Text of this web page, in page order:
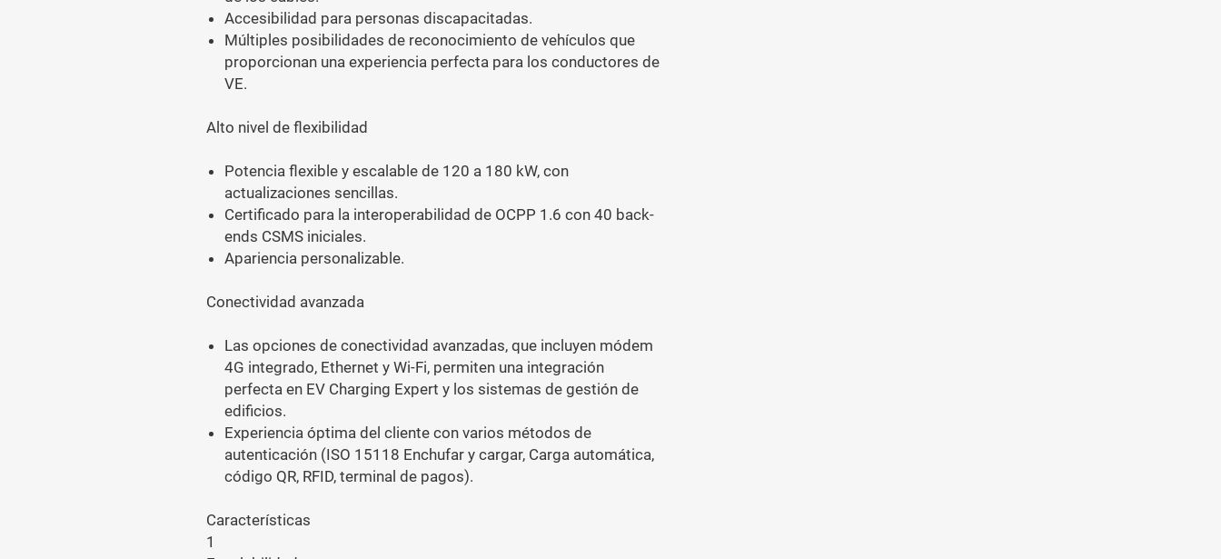
Accesibilidad para personas discapacitadas.
Múltiples posibilidades de reconocimiento de vehículos que
proporcionan una experiencia perfecta para los conductores de
VE.
Alto nivel de flexibilidad
Potencia flexible y escalable de 120 a 180 kW, con
actualizaciones sencillas.
Certificado para la interoperabilidad de OCPP 1.6 con 40 back-
ends CSMS iniciales.
Apariencia personalizable.
Conectividad avanzada
Las opciones de conectividad avanzadas, que incluyen módem
4G integrado, Ethernet y Wi-Fi, permiten una integración
perfecta en EV Charging Expert y los sistemas de gestión de
edificios.
Experiencia óptima del cliente con varios métodos de
autenticación (ISO 15118 Enchufar y cargar, Carga automática,
código QR, RFID, terminal de pagos).
Características
1